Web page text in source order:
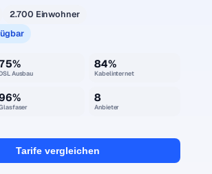
2.700 Einwohner
Ausbau
84%
Kabelinternet
8
Anbieter
Tarife vergleichen